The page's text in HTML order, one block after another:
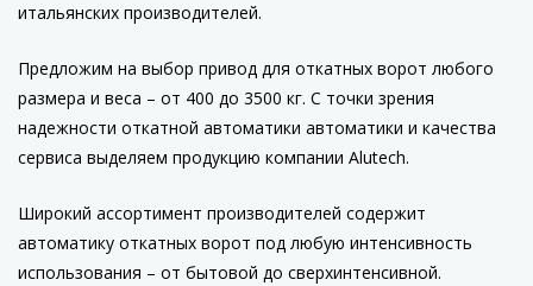
итальянских производителей.
Предложим на выбор привод для откатных ворот любого
размера и веса – от 400 до 3500 кг. С точки зрения
надежности откатной автоматики автоматики и качества
сервиса выделяем продукцию компании Alutech.
Широкий ассортимент производителей содержит
автоматику откатных ворот под любую интенсивность
использования – от бытовой до сверхинтенсивной.